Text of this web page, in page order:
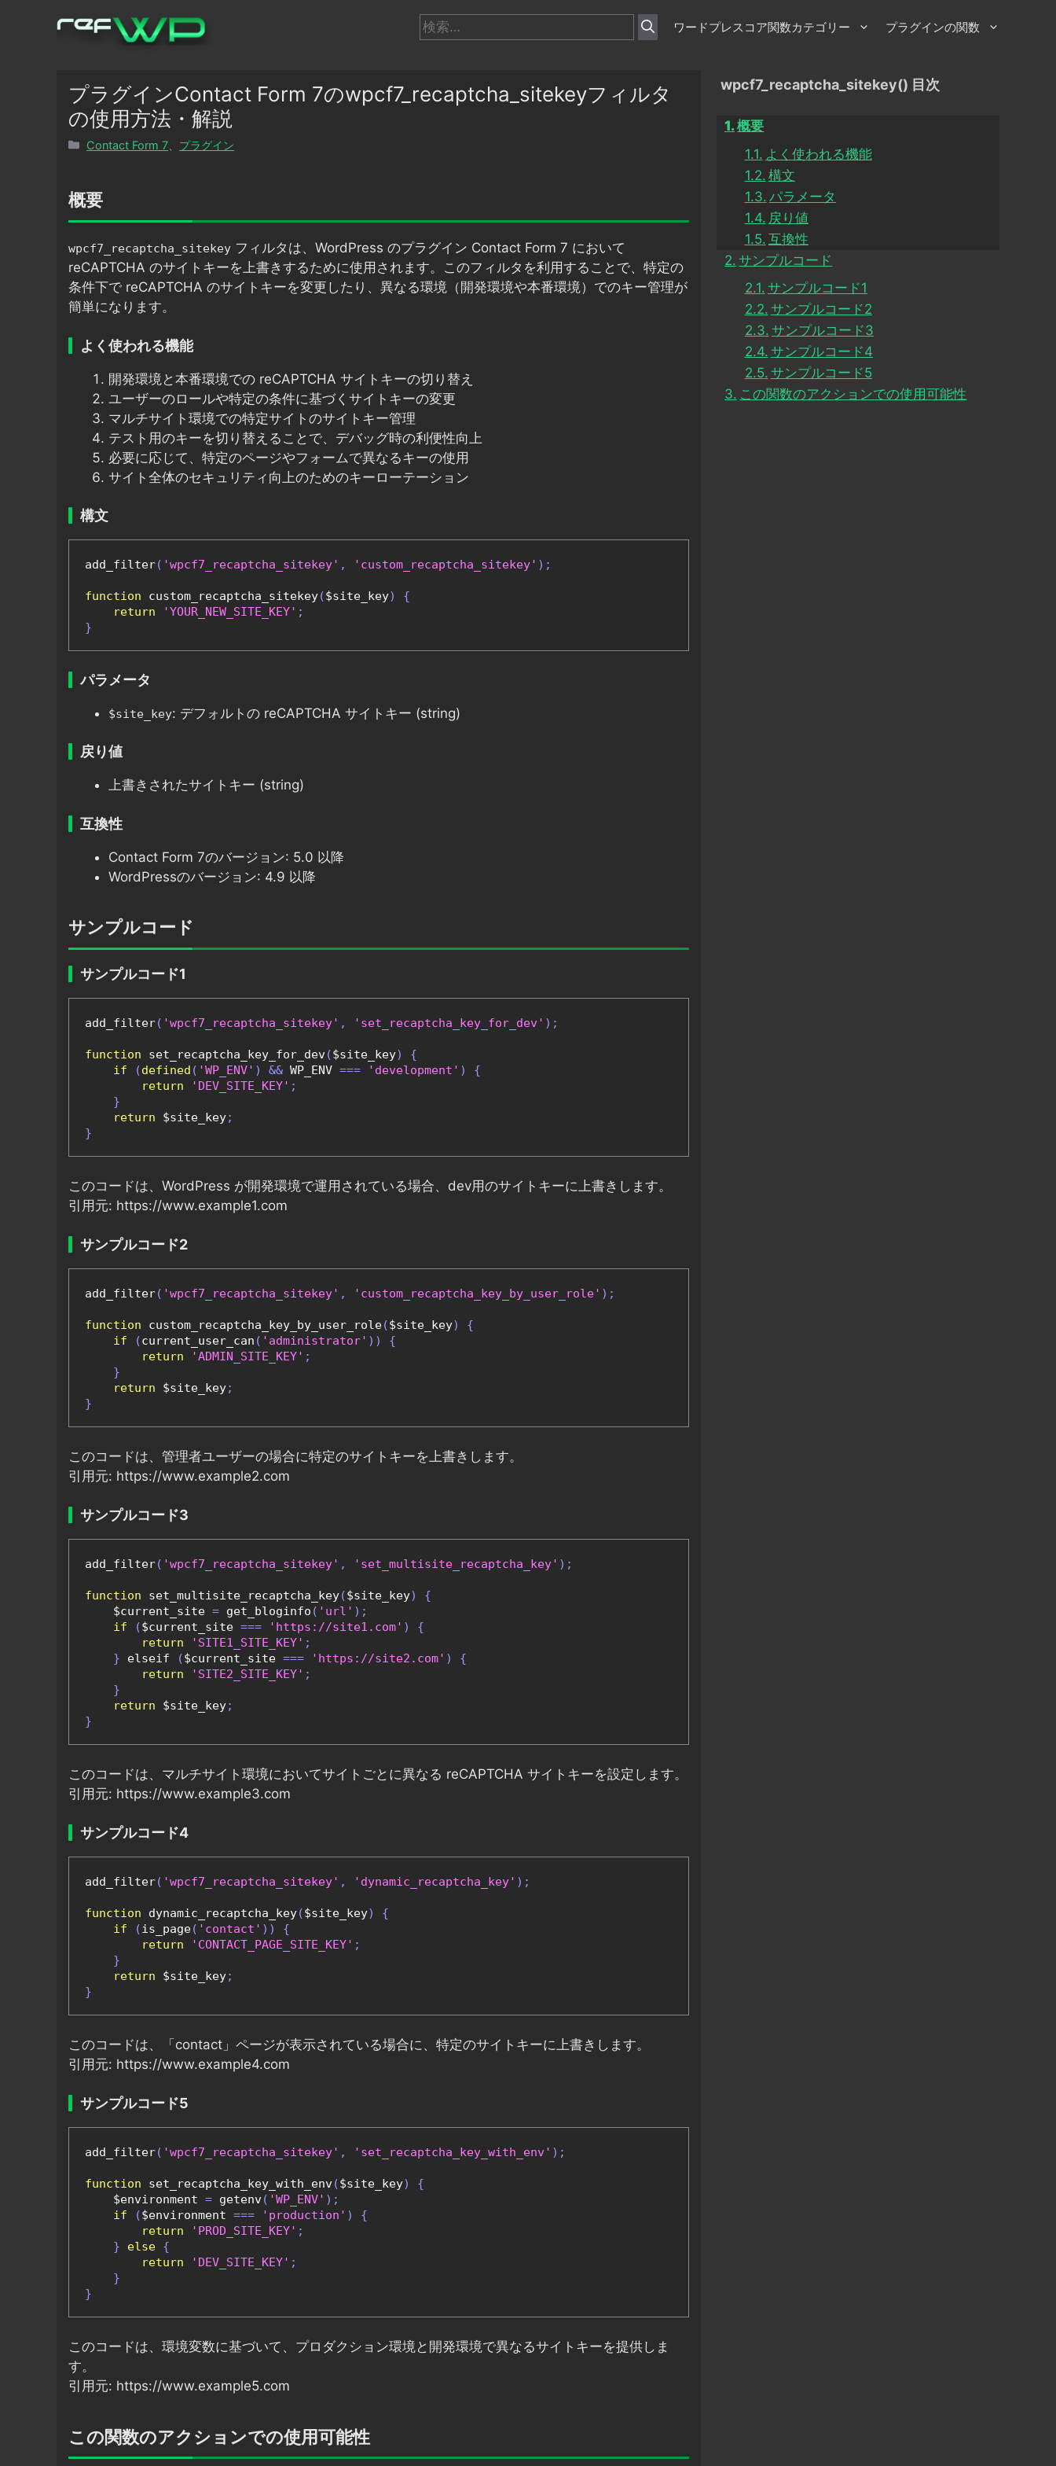
検
索:
ワードプレスコア関数カテゴリー プラグインの関数
プラグインContact Form 7のwpcf7_recaptcha_sitekeyフィルタ
の使用方法・解説
カ
リ
ー
Contact Form 7 プラグイン
概要
wpcf7_recaptcha_sitekey フィルタは、WordPress のプラグイン Contact Form 7 において
reCAPTCHA のサイトキーを上書きするために使用されます。このフィルタを利用することで、特定の
条件下で reCAPTCHA のサイトキーを変更したり、異なる環境（開発環境や本番環境）でのキー管理が
簡単になります。
よく使われる機能
開発環境と本番環境での reCAPTCHA サイトキーの切り替え
ユーザーのロールや特定の条件に基づくサイトキーの変更
マルチサイト環境での特定サイトのサイトキー管理
テスト用のキーを切り替えることで、デバッグ時の利便性向上
必要に応じて、特定のページやフォームで異なるキーの使用
サイト全体のセキュリティ向上のためのキーローテーション
構文
add_filter( 'wpcf7_recaptcha_sitekey' , 'custom_recaptcha_sitekey' );
function custom_recaptcha_sitekey($site_key)
{
return
'YOUR_NEW_SITE_KEY' ;
}
パラメータ
$site_key: デフォルトの reCAPTCHA サイトキー (string)
戻り値
上書きされたサイトキー (string)
互換性
Contact Form 7のバージョン: 5.0 以降
WordPressのバージョン: 4.9 以降
サンプルコード
サンプルコード1
add_filter( 'wpcf7_recaptcha_sitekey' , 'set_recaptcha_key_for_dev' );
function set_recaptcha_key_for_dev($site_key)
{
if
(defined ( 'WP_ENV' ) && WP_ENV === 'development' )
{
return
'DEV_SITE_KEY' ;
}
return $site_key;
}
このコードは、WordPress が開発環境で運用されている場合、dev用のサイトキーに上書きします。
引用元: https://www.example1.com
サンプルコード2
add_filter( 'wpcf7_recaptcha_sitekey' , 'custom_recaptcha_key_by_user_role' );
function custom_recaptcha_key_by_user_role($site_key)
{
if
(current_user_can ( 'administrator' ))
{
return
'ADMIN_SITE_KEY' ;
}
return $site_key;
}
このコードは、管理者ユーザーの場合に特定のサイトキーを上書きします。
引用元: https://www.example2.com
サンプルコード3
add_filter( 'wpcf7_recaptcha_sitekey' , 'set_multisite_recaptcha_key' );
function set_multisite_recaptcha_key($site_key)
{
    $current_site
= get_bloginfo ( 'url' );
if
($current_site === 'https://site1.com' )
{
return
'SITE1_SITE_KEY' ;
} elseif ($current_site === 'https://site2.com' )
{
return
'SITE2_SITE_KEY' ;
}
return $site_key;
}
このコードは、マルチサイト環境においてサイトごとに異なる reCAPTCHA サイトキーを設定します。
引用元: https://www.example3.com
サンプルコード4
add_filter( 'wpcf7_recaptcha_sitekey' , 'dynamic_recaptcha_key' );
function dynamic_recaptcha_key($site_key)
{
if
(is_page( 'contact' ))
{
return
'CONTACT_PAGE_SITE_KEY' ;
}
return $site_key;
}
このコードは、「contact」ページが表示されている場合に、特定のサイトキーに上書きします。
引用元: https://www.example4.com
サンプルコード5
add_filter( 'wpcf7_recaptcha_sitekey' , 'set_recaptcha_key_with_env' );
function set_recaptcha_key_with_env($site_key)
{
    $environment
= getenv( 'WP_ENV' );
if
($environment === 'production' )
{
return
'PROD_SITE_KEY' ;
}
else {
return
'DEV_SITE_KEY' ;
}
}
このコードは、環境変数に基づいて、プロダクション環境と開発環境で異なるサイトキーを提供しま
す。
引用元: https://www.example5.com
この関数のアクションでの使用可能性
wpcf7_recaptcha_sitekey() 目次
概要
よく使われる機能
構文
パラメータ
戻り値
互換性
サンプルコード
サンプルコード1
サンプルコード2
サンプルコード3
サンプルコード4
サンプルコード5
この関数のアクションでの使用可能性